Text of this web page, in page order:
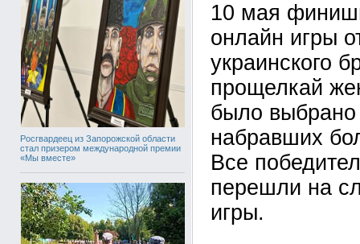
Росгвардеец из Запорожской области
стал призером международной премии
«Мы вместе»
10 мая
онлайн игры
украинского
прощелкай
было
набравших
Все
перешли на
игры.